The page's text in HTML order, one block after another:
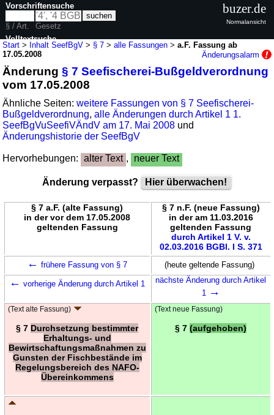
Start > Inhalt SeefBgV > § 7 >alle Fassungen >a.F. Fassung ab
17.05.2008
Änderungsalarm
Änderung§ 7 Seefischerei-Bußgeldverordnung
vom 17.05.2008
Ähnliche Seiten:weitere Fassungen von § 7 Seefischerei-
Bußgeldverordnung,alle Änderungen durch Artikel 1 1.
SeefBgVuSeefiVÄndV am 17. Mai 2008 und
Änderungshistorie der SeefBgV
Hervorhebungen: alter Text , neuer Text
Änderung verpasst? Hier überwachen!
§ 7 a.F. (alte Fassung)
in der vor dem 17.05.2008
geltenden Fassung
§ 7 n.F. (neue Fassung)
in der am 11.03.2016
geltenden Fassung
durch Artikel 1 V. v.
02.03.2016 BGBl. I S. 371
← frühere Fassung von § 7 (heute geltende Fassung)
← vorherige Änderung durch Artikel 1
nächste Änderung durch Artikel
1 →
(Text alte Fassung)
§ 7 Durchsetzung bestimmter
Erhaltungs- und
Bewirtschaftungsmaßnahmen zu
Gunsten der Fischbestände im
Regelungsbereich des NAFO-
Übereinkommens
(Text neue Fassung)
§ 7 (aufgehoben)
Vorschriftensuche
§ / Art.
Gesetz
Volltextsuche
buzer.de
Normalansicht